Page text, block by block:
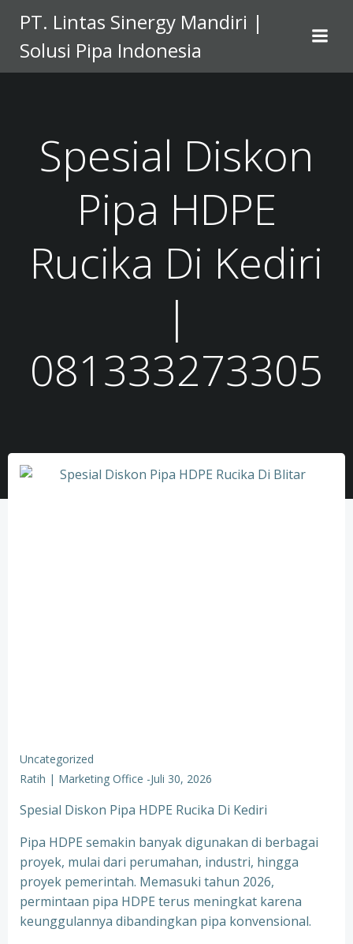
to
content
PT. Lintas Sinergy Mandiri |
Solusi Pipa Indonesia
Spesial Diskon
Pipa HDPE
Rucika Di Kediri
|
081333273305
Uncategorized
Ratih | Marketing Office -Juli 30, 2026
Spesial Diskon Pipa HDPE Rucika Di Kediri
Pipa HDPE semakin banyak digunakan di berbagai
proyek, mulai dari perumahan, industri, hingga
proyek pemerintah. Memasuki tahun 2026,
permintaan pipa HDPE terus meningkat karena
keunggulannya dibandingkan pipa konvensional.